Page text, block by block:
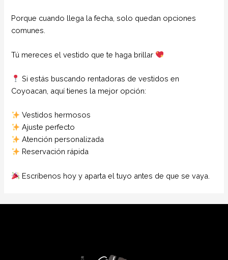
Porque cuando llega la fecha, solo quedan opciones
comunes.
Tú mereces el vestido que te haga brillar
Si estás buscando rentadoras de vestidos en
Coyoacan, aquí tienes la mejor opción:
Vestidos hermosos
Ajuste perfecto
Atención personalizada
Reservación rápida
Escríbenos hoy y aparta el tuyo antes de que se vaya.